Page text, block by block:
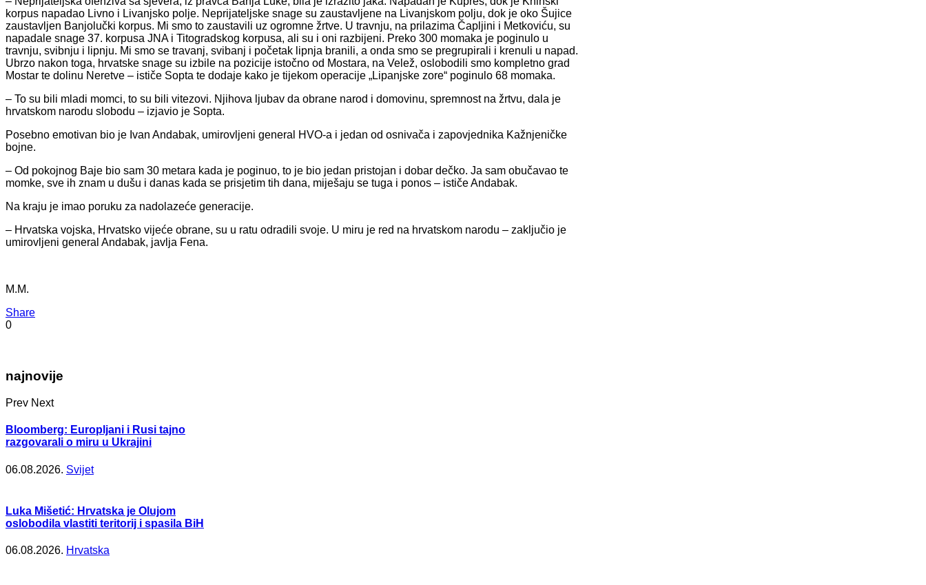
korpus napadao Livno i Livanjsko polje. Neprijateljske snage su zaustavljene na Livanjskom polju, dok je oko Šujice
zaustavljen Banjolučki korpus. Mi smo to zaustavili uz ogromne žrtve. U travnju, na prilazima Čapljini i Metkoviću, su
napadale snage 37. korpusa JNA i Titogradskog korpusa, ali su i oni razbijeni. Preko 300 momaka je poginulo u
travnju, svibnju i lipnju. Mi smo se travanj, svibanj i početak lipnja branili, a onda smo se pregrupirali i krenuli u napad.
Ubrzo nakon toga, hrvatske snage su izbile na pozicije istočno od Mostara, na Velež, oslobodili smo kompletno grad
Mostar te dolinu Neretve – ističe Sopta te dodaje kako je tijekom operacije „Lipanjske zore“ poginulo 68 momaka.
– To su bili mladi momci, to su bili vitezovi. Njihova ljubav da obrane narod i domovinu, spremnost na žrtvu, dala je
hrvatskom narodu slobodu – izjavio je Sopta.
Posebno emotivan bio je Ivan Andabak, umirovljeni general HVO-a i jedan od osnivača i zapovjednika Kažnjeničke
bojne.
– Od pokojnog Baje bio sam 30 metara kada je poginuo, to je bio jedan pristojan i dobar dečko. Ja sam obučavao te
momke, sve ih znam u dušu i danas kada se prisjetim tih dana, miješaju se tuga i ponos – ističe Andabak.
Na kraju je imao poruku za nadolazeće generacije.
– Hrvatska vojska, Hrvatsko vijeće obrane, su u ratu odradili svoje. U miru je red na hrvatskom narodu – zaključio je
umirovljeni general Andabak, javlja Fena.
M.M.
Share
0
najnovije
Prev Next
Bloomberg: Europljani i Rusi tajno
razgovarali o miru u Ukrajini
06.08.2026. Svijet
Luka Mišetić: Hrvatska je Olujom
oslobodila vlastiti teritorij i spasila BiH
06.08.2026. Hrvatska